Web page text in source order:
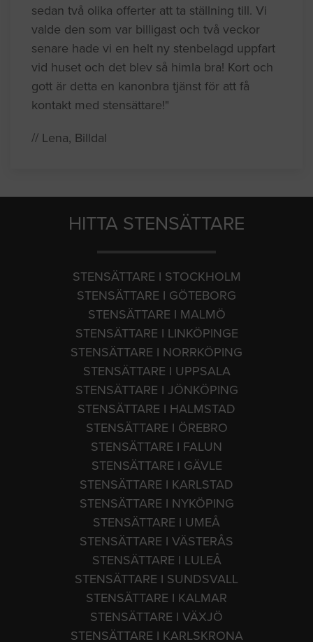
sedan två olika offerter att ta ställning till. Vi
valde den som var billigast och två veckor
senare hade vi en helt ny stenbelagd uppfart
vid huset och det blev så himla bra! Kort och
gott är detta en kanonbra tjänst för att få
kontakt med stensättare!"
// Lena, Billdal
HITTA STENSÄTTARE
STENSÄTTARE I STOCKHOLM
STENSÄTTARE I GÖTEBORG
STENSÄTTARE I MALMÖ
STENSÄTTARE I LINKÖPINGE
STENSÄTTARE I NORRKÖPING
STENSÄTTARE I UPPSALA
STENSÄTTARE I JÖNKÖPING
STENSÄTTARE I HALMSTAD
STENSÄTTARE I ÖREBRO
STENSÄTTARE I FALUN
STENSÄTTARE I GÄVLE
STENSÄTTARE I KARLSTAD
STENSÄTTARE I NYKÖPING
STENSÄTTARE I UMEÅ
STENSÄTTARE I VÄSTERÅS
STENSÄTTARE I LULEÅ
STENSÄTTARE I SUNDSVALL
STENSÄTTARE I KALMAR
STENSÄTTARE I VÄXJÖ
STENSÄTTARE I KARLSKRONA